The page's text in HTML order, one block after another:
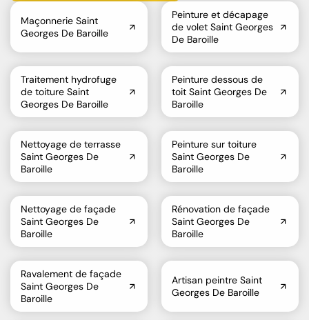
Maçonnerie Saint
Georges De Baroille
Peinture et décapage
de volet Saint Georges
De Baroille
Traitement hydrofuge
de toiture Saint
Georges De Baroille
Peinture dessous de
toit Saint Georges De
Baroille
Nettoyage de terrasse
Saint Georges De
Baroille
Peinture sur toiture
Saint Georges De
Baroille
Nettoyage de façade
Saint Georges De
Baroille
Rénovation de façade
Saint Georges De
Baroille
Ravalement de façade
Saint Georges De
Baroille
Artisan peintre Saint
Georges De Baroille